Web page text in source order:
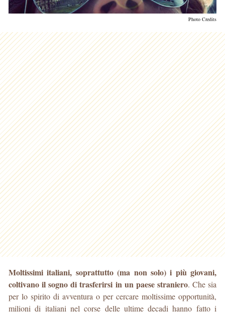
Photo Credits
Moltissimi italiani, soprattutto (ma non solo) i più giovani,
coltivano il sogno di trasferirsi in un paese straniero. Che sia
per lo spirito di avventura o per cercare moltissime opportunità,
milioni di italiani nel corse delle ultime decadi hanno fatto i